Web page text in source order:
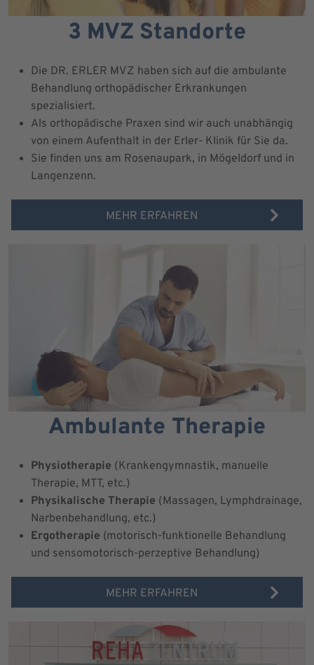
3 MVZ Standorte
Die DR. ERLER MVZ haben sich auf die ambulante
Behandlung orthopädischer Erkrankungen
spezialisiert.
Als orthopädische Praxen sind wir auch unabhängig
von einem Aufenthalt in der Erler- Klinik für Sie da.
Sie finden uns am Rosenaupark, in Mögeldorf und in
Langenzenn.
MEHR ERFAHREN
Ambulante Therapie
Physiotherapie (Krankengymnastik, manuelle
Therapie, MTT, etc.)
Physikalische Therapie (Massagen, Lymphdrainage,
Narbenbehandlung, etc.)
Ergotherapie (motorisch-funktionelle Behandlung
und sensomotorisch-perzeptive Behandlung)
MEHR ERFAHREN